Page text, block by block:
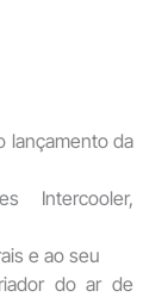
lançamento da
Intercooler,
e ao seu
do ar de